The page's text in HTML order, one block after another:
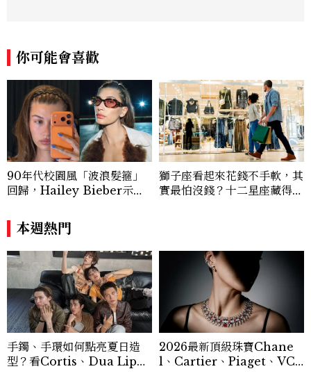
你可能會喜歡
90年代校園風「波浪髮箍」
回歸，Hailey Bieber示範
u髮箍未開賣先爆紅！
獅子座看起來花錢不手軟，其
實最怕沒錢？十二星座藏得最
本週熱門
手鐲、手環如何點亮夏日造
型？看Cortis、Dua Lip的
2026最新頂級珠寶Chane
l、Cartier、Piaget、VC